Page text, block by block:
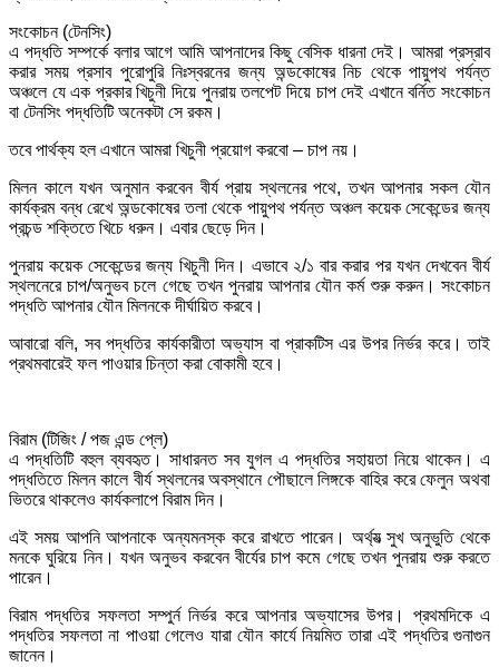
সংকোচন (টেনসিং)
এ পদ্ধতি সম্পর্কে বলার আগে আমি আপনাদের কিছু বেসিক ধারনা দেই। আমরা প্রস্রাব
করার সময় প্রসাব পুরোপুরি নিঃস্বরনের জন্য অন্ডকোষের নিচ থেকে পায়ুপথ পর্যন্ত
অঞ্চলে যে এক প্রকার খিচুনী দিয়ে পুনরায় তলপেট দিয়ে চাপ দেই এখানে বর্নিত সংকোচন
বা টেনসিং পদ্ধতিটি অনেকটা সে রকম।
তবে পার্থক্য হল এখানে আমরা খিচুনী প্রয়োগ করবো – চাপ নয়।
মিলন কালে যখন অনুমান করবেন বীর্য প্রায় স্থলনের পথে, তখন আপনার সকল যৌন
কার্যক্রম বন্ধ রেখে অন্ডকোষের তলা থেকে পায়ুপথ পর্যন্ত অঞ্চল কয়েক সেকেন্ডের জন্য
প্রচন্ড শক্তিতে খিচে ধরুন। এবার ছেড়ে দিন।
পুনরায় কয়েক সেকেন্ডের জন্য খিচুনী দিন। এভাবে ২/১ বার করার পর যখন দেখবেন বীর্য
স্থলনেরে চাপ/অনুভব চলে গেছে তখন পুনরায় আপনার যৌন কর্ম শুরু করুন। সংকোচন
পদ্ধতি আপনার যৌন মিলনকে দীর্ঘায়িত করবে।
আবারো বলি, সব পদ্ধতির কার্যকারীতা অভ্যাস বা প্রাকটিস এর উপর নির্ভর করে। তাই
প্রথমবারেই ফল পাওয়ার চিন্তা করা বোকামী হবে।
বিরাম (টিজিং / পজ এন্ড প্লে)
এ পদ্ধতিটি বহুল ব্যবহৃত। সাধারনত সব যুগল এ পদ্ধতির সহায়তা নিয়ে থাকেন। এ
পদ্ধতিতে মিলন কালে বীর্য স্থলনের অবস্থানে পৌছালে লিঙ্গকে বাহির করে ফেলুন অথবা
ভিতরে থাকলেও কার্যকলাপে বিরাম দিন।
এই সময় আপনি আপনাকে অন্যমনস্ক করে রাখতে পারেন। অর্থ্যত্‍ সুখ অনুভুতি থেকে
মনকে ঘুরিয়ে নিন। যখন অনুভব করবেন বীর্যের চাপ কমে গেছে তখন পুনরায় শুরু করতে
পারেন।
বিরাম পদ্ধতির সফলতা সম্পুর্ন নির্ভর করে আপনার অভ্যাসের উপর। প্রথমদিকে এ
পদ্ধতির সফলতা না পাওয়া গেলেও যারা যৌন কার্যে নিয়মিত তারা এই পদ্ধতির গুনাগুন
জানেন।